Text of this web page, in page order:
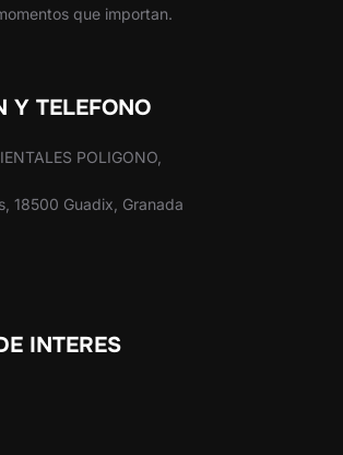
que importan.
Y TELEFONO
POLIGONO,
18500 Guadix, Granada
INTERES